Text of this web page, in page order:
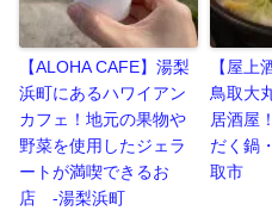
【ALOHA CAFE】湯梨
浜町にあるハワイアン
カフェ！地元の果物や
野菜を使用したジェラ
ートが満喫できるお
店 -湯梨浜町
【屋上
鳥取大
居酒屋
だく鍋
取市